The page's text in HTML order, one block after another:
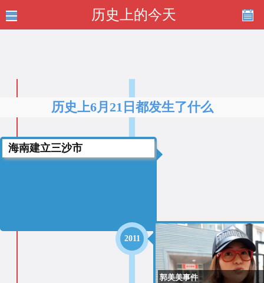
历史上的今天
历史上6月21日都发生了什么
海南建立三沙市
2011
郭美美事件